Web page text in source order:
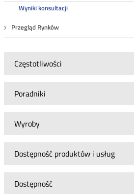
Wyniki konsultacji
Przegląd Rynków
Częstotliwości
Poradniki
Wyroby
Dostępność produktów i usług
Dostępność